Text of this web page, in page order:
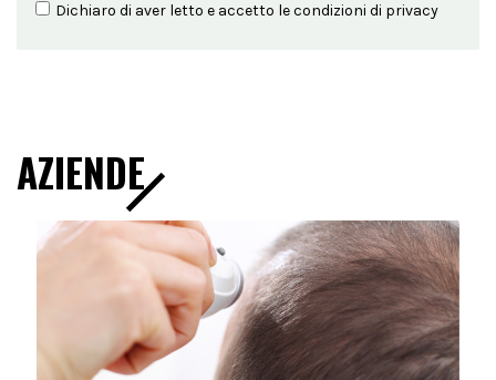
Dichiaro di aver letto e accetto le condizioni di privacy
AZIENDE